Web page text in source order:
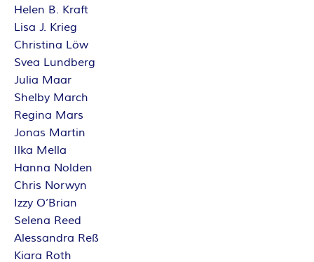
Helen B. Kraft
Lisa J. Krieg
Christina Löw
Svea Lundberg
Julia Maar
Shelby March
Regina Mars
Jonas Martin
Ilka Mella
Hanna Nolden
Chris Norwyn
Izzy O’Brian
Selena Reed
Alessandra Reß
Kiara Roth